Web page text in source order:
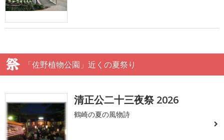
「佐野植物公園」近くの夏祭り
清正公二十三夜祭 2026
鶴崎の夏の風物詩